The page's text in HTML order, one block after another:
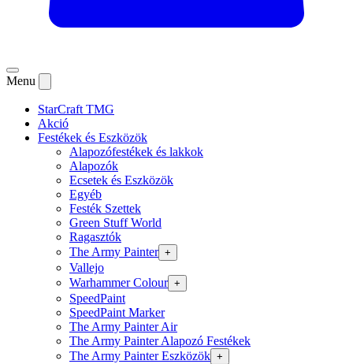
Menu
StarCraft TMG
Akció
Festékek és Eszközök
Alapozófestékek és lakkok
Alapozók
Ecsetek és Eszközök
Egyéb
Festék Szettek
Green Stuff World
Ragasztók
The Army Painter +
Vallejo
Warhammer Colour +
SpeedPaint
SpeedPaint Marker
The Army Painter Air
The Army Painter Alapozó Festékek
The Army Painter Eszközök +